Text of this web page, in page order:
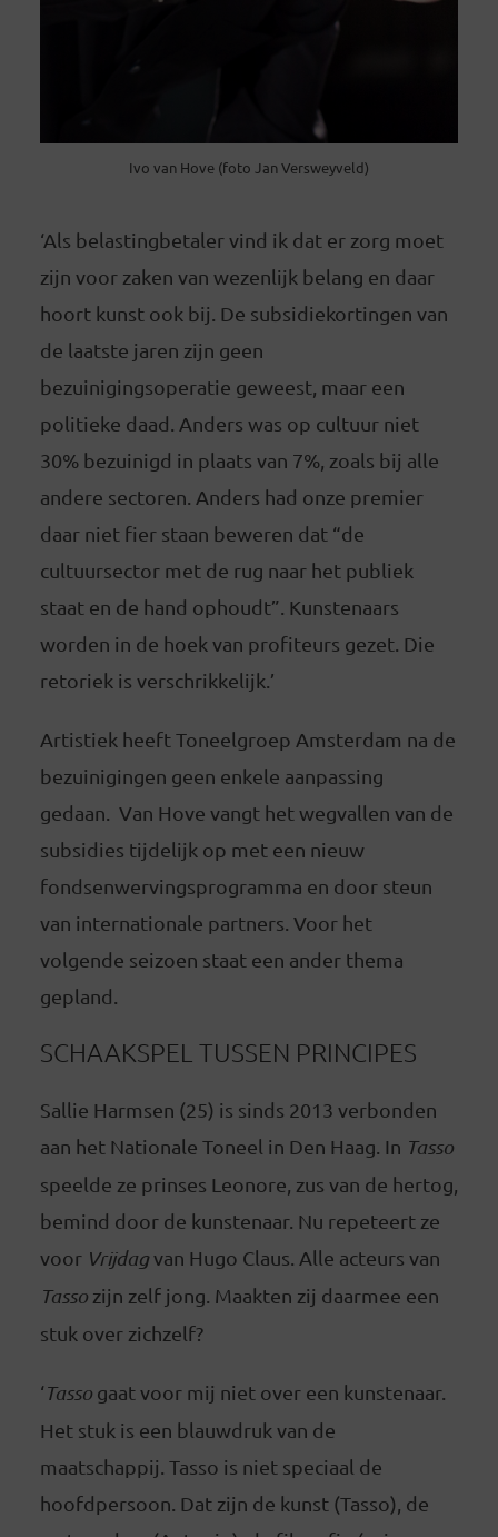
Ivo van Hove (foto Jan Versweyveld)
‘Als belastingbetaler vind ik dat er zorg moet
zijn voor zaken van wezenlijk belang en daar
hoort kunst ook bij. De subsidiekortingen van
de laatste jaren zijn geen
bezuinigingsoperatie geweest, maar een
politieke daad. Anders was op cultuur niet
30% bezuinigd in plaats van 7%, zoals bij alle
andere sectoren. Anders had onze premier
daar niet fier staan beweren dat “de
cultuursector met de rug naar het publiek
staat en de hand ophoudt”. Kunstenaars
worden in de hoek van profiteurs gezet. Die
retoriek is verschrikkelijk.’
Artistiek heeft Toneelgroep Amsterdam na de
bezuinigingen geen enkele aanpassing
gedaan. Van Hove vangt het wegvallen van de
subsidies tijdelijk op met een nieuw
fondsenwervingsprogramma en door steun
van internationale partners. Voor het
volgende seizoen staat een ander thema
gepland.
SCHAAKSPEL TUSSEN PRINCIPES
Sallie Harmsen (25) is sinds 2013 verbonden
aan het Nationale Toneel in Den Haag. In Tasso
speelde ze prinses Leonore, zus van de hertog,
bemind door de kunstenaar. Nu repeteert ze
voor Vrijdagvan Hugo Claus. Alle acteurs van
Tassozijn zelf jong. Maakten zij daarmee een
stuk over zichzelf?
‘Tassogaat voor mij niet over een kunstenaar.
Het stuk is een blauwdruk van de
maatschappij. Tasso is niet speciaal de
hoofdpersoon. Dat zijn de kunst (Tasso), de